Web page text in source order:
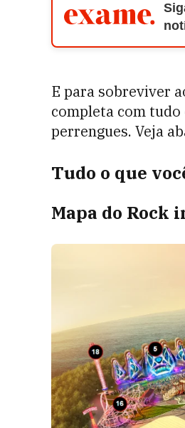
E para sobreviver
completa com
perrengues. Veja
Tudo o que
Mapa do Rock